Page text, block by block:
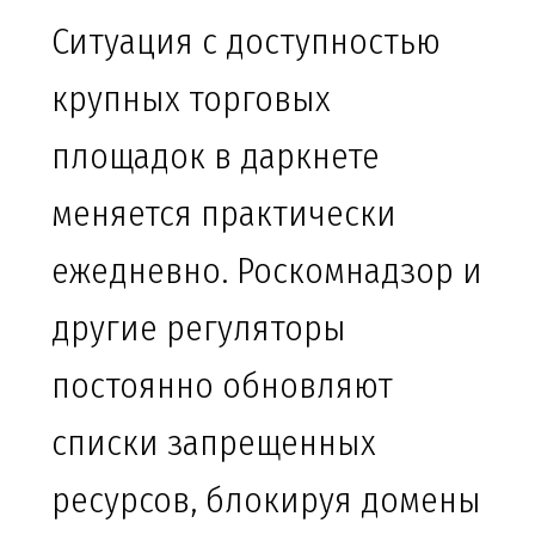
Ситуация с доступностью
крупных торговых
площадок в даркнете
меняется практически
ежедневно. Роскомнадзор и
другие регуляторы
постоянно обновляют
списки запрещенных
ресурсов, блокируя домены